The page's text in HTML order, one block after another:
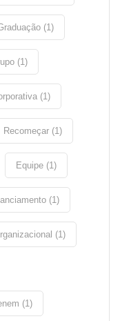
(1)
(1)
(1)
Recomeçar (1)
Equipe (1)
(1)
(1)
(1)